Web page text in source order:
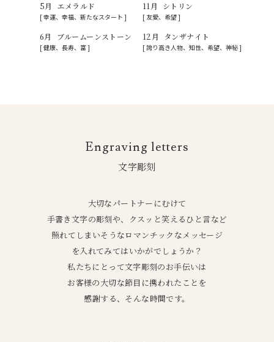
5月 エメラルド
[ 幸運、幸福、新たなスタート ]
6月 ブルームーンストーン
[ 健康、長寿、富 ]
11月 シトリン
[ 友愛、希望 ]
12月 タンザナイト
[ 誇り高き人物、知性、希望、神秘 ]
Engraving letters
文字彫刻
大切なパートナーにむけて
手書き文字の彫刻や、クスッと笑えるひと言など
照れてしまいそうなロマンチックなメッセージ
を入れてみてはいかがでしょうか？
私たちにとって文字彫刻のお手伝いは
お客様の大切な節目に携われたことを
感謝する、そんな時間です。